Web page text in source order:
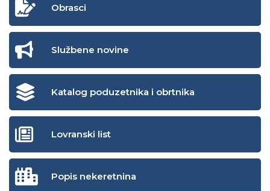
Obrasci
Službene novine
Katalog poduzetnika i obrtnika
Lovranski list
Popis nekeretnina